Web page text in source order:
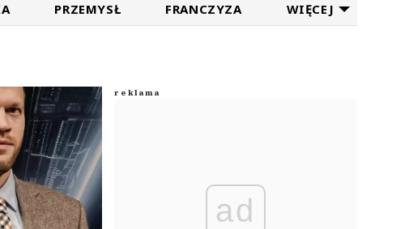
PRZEMYSŁ FRANCZYZA WIĘCEJ
ad